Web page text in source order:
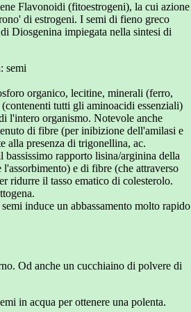
Flavonoidi (fitoestrogeni), la cui azione
di estrogeni. I semi di fieno greco
Diosgenina impiegata nella sintesi di
semi
organico, lecitine, minerali (ferro,
tutti gli aminoacidi essenziali)
l'intero organismo. Notevole anche
di fibre (per inibizione dell'amilasi e
alla presenza di trigonellina, ac.
rapporto lisina/arginina della
e di fibre (che attraverso
ridurre il tasso ematico di colesterolo.
induce un abbassamento molto rapido
Od anche un cucchiaino di polvere di
in acqua per ottenere una polenta.